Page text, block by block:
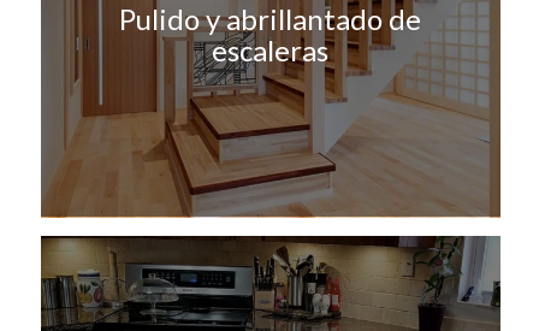
Pulido y abrillantado de
escaleras